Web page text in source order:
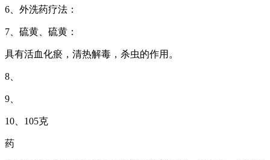
6、外洗药疗法：
7、硫黄、硫黄：
具有活血化瘀，清热解毒，杀虫的作用。
8、
9、
10、105克
药